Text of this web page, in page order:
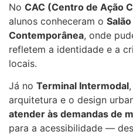
No CAC (Centro de Ação
alunos conheceram o
Contemporânea, onde
refletem a identidade e a
locais.
Já no Terminal Intermodal
arquitetura e o design
atender às demandas de
para a acessibilidade —